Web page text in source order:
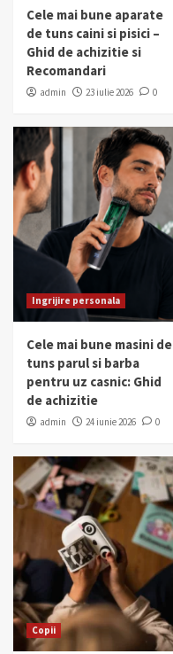
Cele mai bune aparate
de tuns caini si pisici –
Ghid de achizitie si
Recomandari
admin 23 iulie 2026 0
Ingrijire personala
Cele mai bune masini de
tuns parul si barba
pentru uz casnic: Ghid
de achizitie
admin 24 iunie 2026 0
Copii